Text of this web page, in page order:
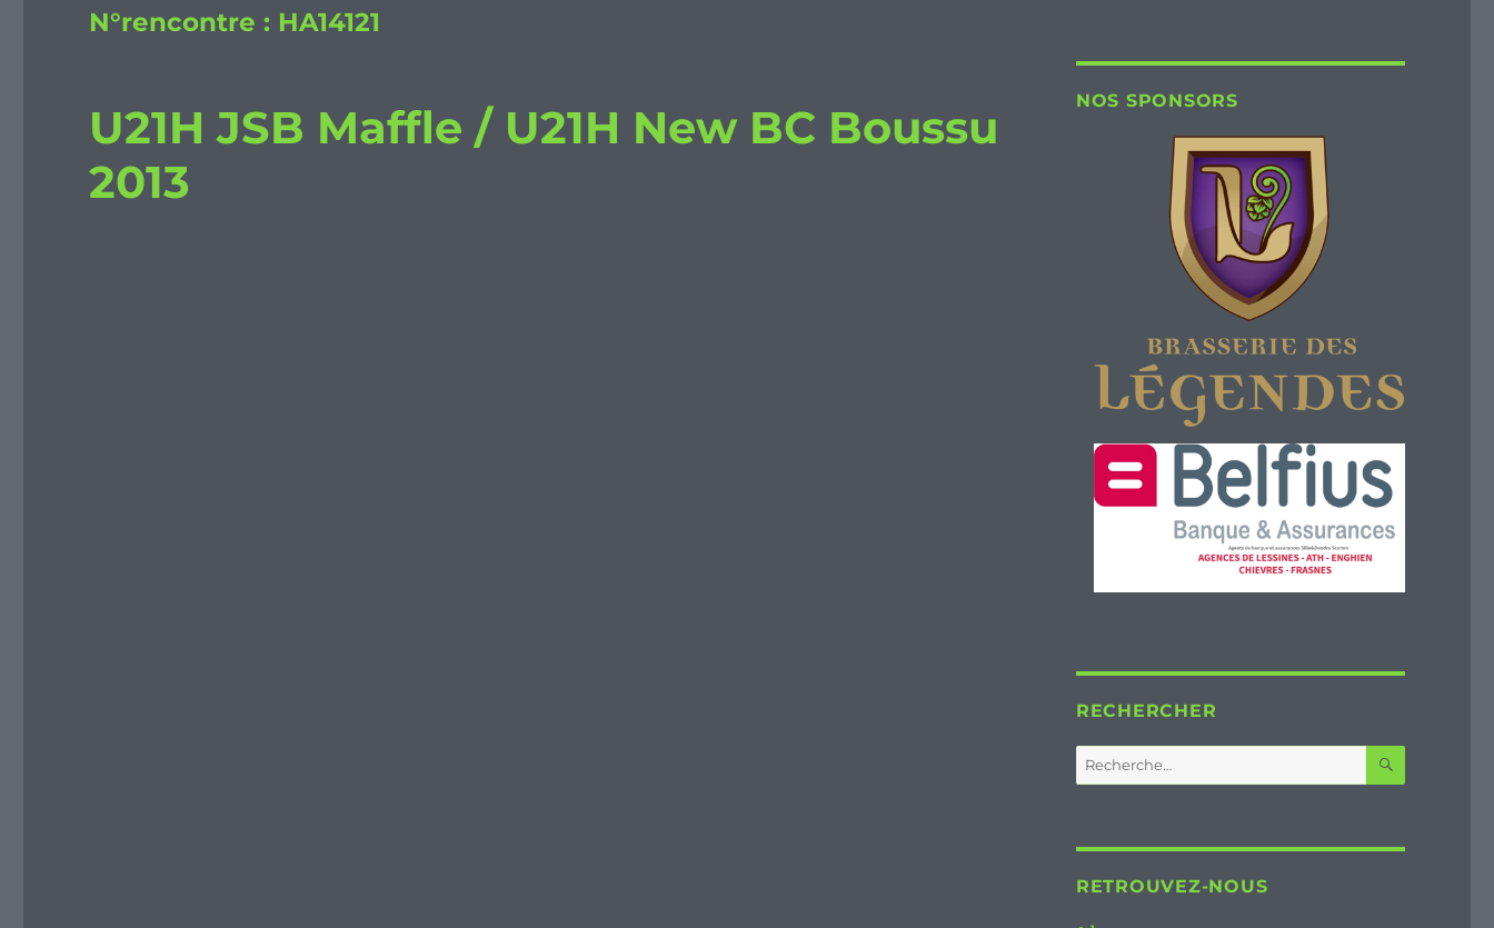
N°rencontre : HA14121
U21H JSB Maffle / U21H New BC Boussu
2013
NOS SPONSORS
RECHERCHER
Recherche
pour :
RETROUVEZ-NOUS